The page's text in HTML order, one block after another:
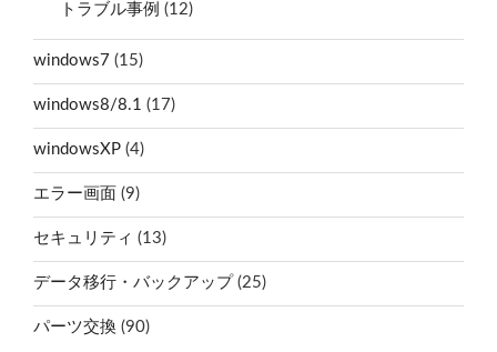
トラブル事例 (12)
windows7 (15)
windows8/8.1 (17)
windowsXP (4)
エラー画面 (9)
セキュリティ (13)
データ移行・バックアップ (25)
パーツ交換 (90)